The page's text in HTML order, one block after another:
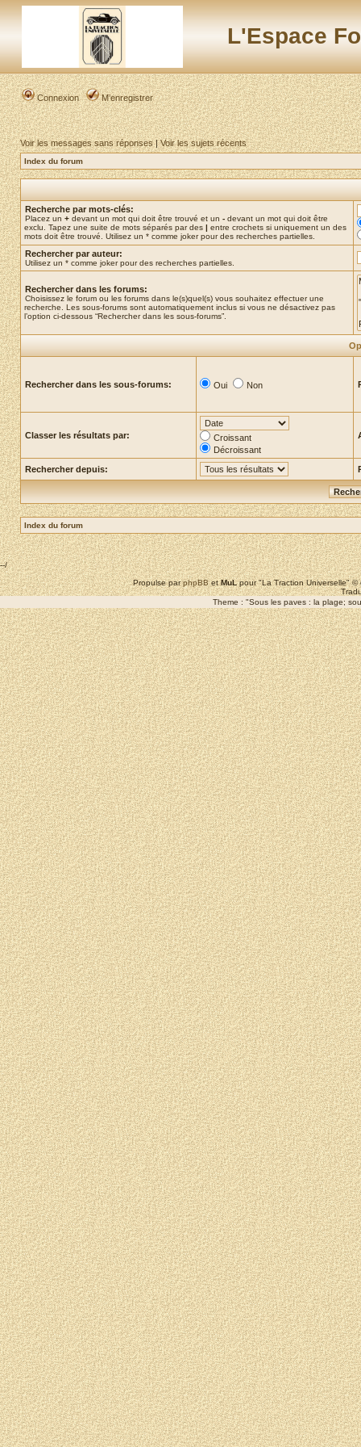
L'Espace
Connexion M’enregistrer
Voir les messages sans réponses|Voir les sujets récents
Index du forum
Recherche par mots-clés:
Placez un + devant un mot qui doit être trouvé et un - devant un mot qui doit être
exclu. Tapez une suite de mots séparés par des | entre crochets si uniquement un des
mots doit être trouvé. Utilisez un * comme joker pour des recherches partielles.
Rechercher par auteur:
Utilisez un * comme joker pour des recherches partielles.
Rechercher dans les forums:
Choisissez le forum ou les forums dans le(s)quel(s) vous souhaitez effectuer une
recherche. Les sous-forums sont automatiquement inclus si vous ne désactivez pas
l’option ci-dessous “Rechercher dans les sous-forums”.
Rechercher dans les sous-forums: Oui Non
Classer les résultats par:
Croissant
Décroissant
Rechercher depuis:
Index du forum
--/
Propulse parphpBBetMuLpour "La Traction Universelle"
Theme : "Sous les paves : la plage;